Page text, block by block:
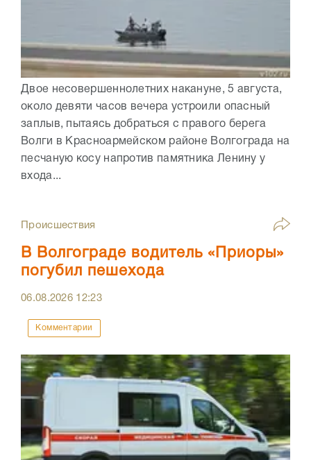
Двое несовершеннолетних накануне, 5 августа,
около девяти часов вечера устроили опасный
заплыв, пытаясь добраться с правого берега
Волги в Красноармейском районе Волгограда на
песчаную косу напротив памятника Ленину у
входа...
Происшествия
В Волгограде водитель «Приоры»
погубил пешехода
06.08.2026 12:23
Комментарии